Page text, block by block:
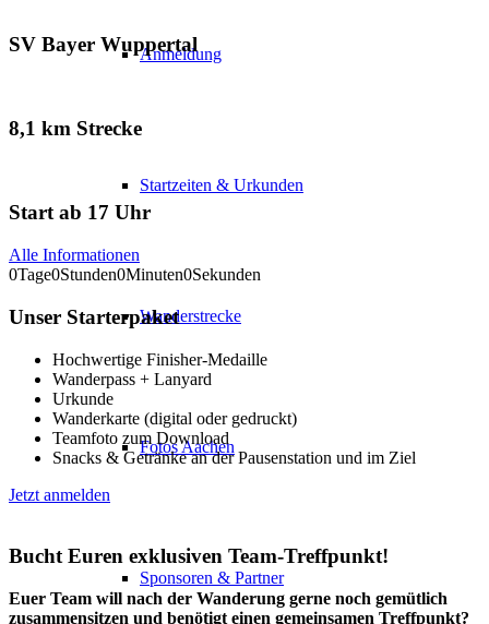
Anmeldung
Startzeiten & Urkunden
Wanderstrecke
Fotos Aachen
Sponsoren & Partner
SV Bayer Wuppertal
8,1 km Strecke
Start ab 17 Uhr
Alle Informationen
0Tage0Stunden0Minuten0Sekunden
Unser Starterpaket
Hochwertige Finisher-Medaille
Wanderpass + Lanyard
Urkunde
Wanderkarte (digital oder gedruckt)
Teamfoto zum Download
Snacks & Getränke an der Pausenstation und im Ziel
Jetzt anmelden
Bucht Euren exklusiven Team-Treffpunkt!
Euer Team will nach der Wanderung gerne noch gemütlich
zusammensitzen und benötigt einen gemeinsamen Treffpunkt?